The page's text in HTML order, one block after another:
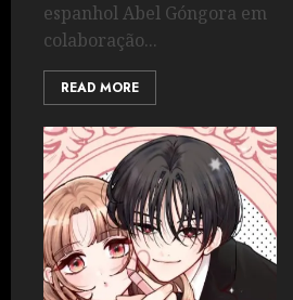
espanhol Abel Góngora em
colaboração...
READ MORE